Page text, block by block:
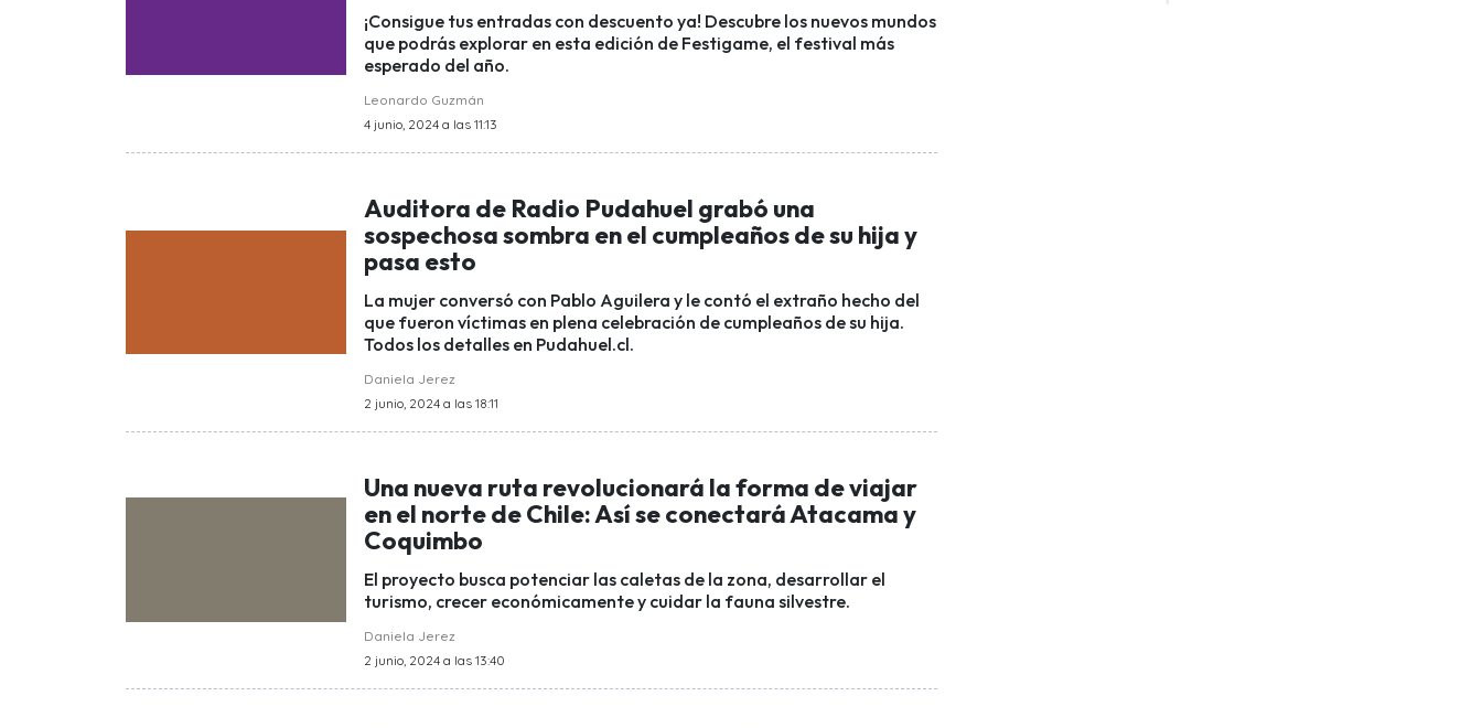
¡Consigue tus entradas con descuento ya! Descubre los nuevos mundos
que podrás explorar en esta edición de Festigame, el festival más
esperado del año.
Leonardo Guzmán
4 junio, 2024 a las 11:13
Auditora de Radio Pudahuel grabó una
sospechosa sombra en el cumpleaños de su hija y
pasa esto
La mujer conversó con Pablo Aguilera y le contó el extraño hecho del
que fueron víctimas en plena celebración de cumpleaños de su hija.
Todos los detalles en Pudahuel.cl.
Daniela Jerez
2 junio, 2024 a las 18:11
Una nueva ruta revolucionará la forma de viajar
en el norte de Chile: Así se conectará Atacama y
Coquimbo
El proyecto busca potenciar las caletas de la zona, desarrollar el
turismo, crecer económicamente y cuidar la fauna silvestre.
Daniela Jerez
2 junio, 2024 a las 13:40